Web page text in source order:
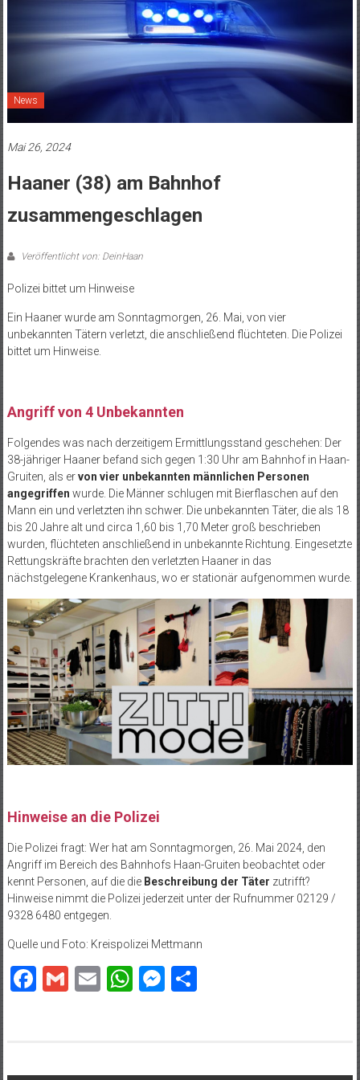
News
Mai 26, 2024
Haaner (38) am Bahnhof
zusammengeschlagen
Veröffentlicht von: DeinHaan
Polizei bittet um Hinweise
Ein Haaner wurde am Sonntagmorgen, 26. Mai, von vier
unbekannten Tätern verletzt, die anschließend flüchteten. Die Polizei
bittet um Hinweise.
Angriff von 4 Unbekannten
Folgendes was nach derzeitigem Ermittlungsstand geschehen: Der
38-jähriger Haaner befand sich gegen 1:30 Uhr am Bahnhof in Haan-
Gruiten, als ervon vier unbekannten männlichen Personen
angegriffen wurde. Die Männer schlugen mit Bierflaschen auf den
Mann ein und verletzten ihn schwer. Die unbekannten Täter, die als 18
bis 20 Jahre alt und circa 1,60 bis 1,70 Meter groß beschrieben
wurden, flüchteten anschließend in unbekannte Richtung. Eingesetzte
Rettungskräfte brachten den verletzten Haaner in das
nächstgelegene Krankenhaus, wo er stationär aufgenommen wurde.
Hinweise an die Polizei
Die Polizei fragt: Wer hat am Sonntagmorgen, 26. Mai 2024, den
Angriff im Bereich des Bahnhofs Haan-Gruiten beobachtet oder
kennt Personen, auf die die Beschreibung der Täter zutrifft?
Hinweise nimmt die Polizei jederzeit unter der Rufnummer 02129 /
9328 6480 entgegen.
Quelle und Foto: Kreispolizei Mettmann
Facebook
GmailEmailWhatsApp
Messenger